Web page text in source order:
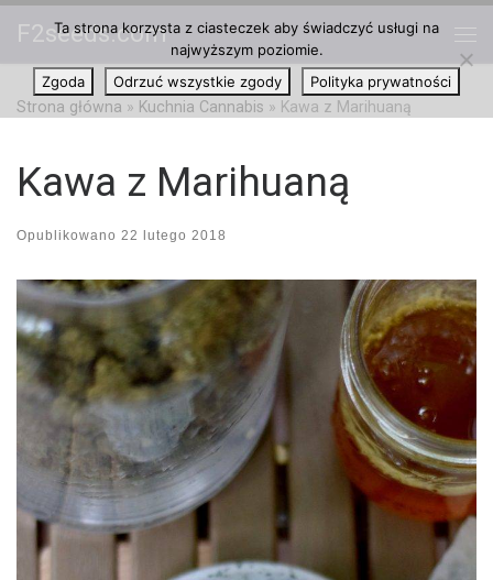
Przejdź do treści
F2seeds.com
Strona główna » Kuchnia Cannabis » Kawa z Marihuaną
Kawa z Marihuaną
Opublikowano 22 lutego 2018
Ta strona korzysta z ciasteczek aby świadczyć usługi na
najwyższym poziomie.
Zgoda
Odrzuć wszystkie zgody Polityka prywatności